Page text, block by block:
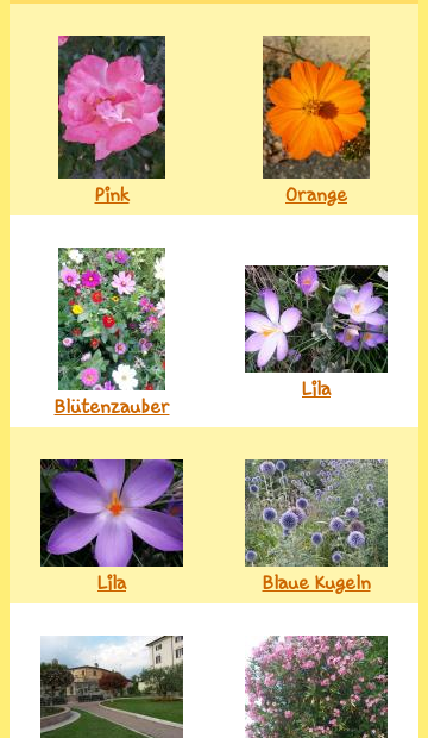
Pink Orange
Blütenzauber
Lila
Lila Blaue Kugeln